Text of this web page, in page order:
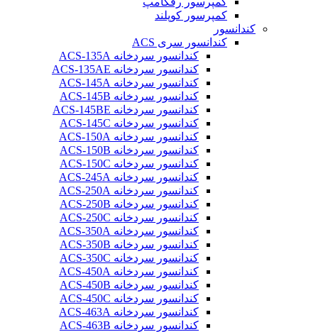
کمپرسور کوپلند
کندانسور
کندانسور سری ACS
کندانسور سردخانه ACS-135A
کندانسور سردخانه ACS-135AE
کندانسور سردخانه ACS-145A
کندانسور سردخانه ACS-145B
کندانسور سردخانه ACS-145BE
کندانسور سردخانه ACS-145C
کندانسور سردخانه ACS-150A
کندانسور سردخانه ACS-150B
کندانسور سردخانه ACS-150C
کندانسور سردخانه ACS-245A
کندانسور سردخانه ACS-250A
کندانسور سردخانه ACS-250B
کندانسور سردخانه ACS-250C
کندانسور سردخانه ACS-350A
کندانسور سردخانه ACS-350B
کندانسور سردخانه ACS-350C
کندانسور سردخانه ACS-450A
کندانسور سردخانه ACS-450B
کندانسور سردخانه ACS-450C
کندانسور سردخانه ACS-463A
کندانسور سردخانه ACS-463B